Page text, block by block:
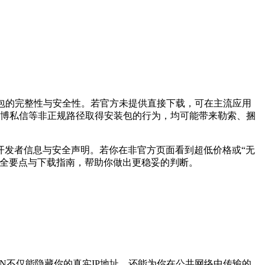
完整性与安全性。若官方未提供直接下载，可在主流应用
私信等非正规路径取得安装包的行为，均可能带来勒索、捆
者信息与安全声明。若你在非官方页面看到超低价格或“无
点与下载指南，帮助你做出更稳妥的判断。